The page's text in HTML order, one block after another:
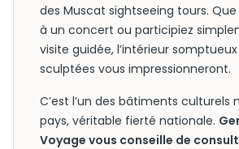
des Muscat sightseeing tours. Que
à un concert ou participiez
visite guidée, l’intérieur
sculptées vous impressionneront.
C’est l’un des bâtiments culturels
pays, véritable fierté nationale.
Voyage vous conseille de